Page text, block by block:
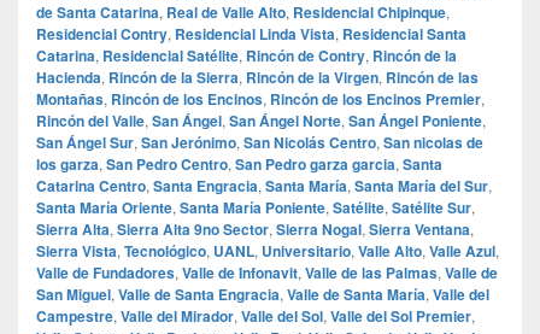
de Santa Catarina, Real de Valle Alto, Residencial Chipinque,
Residencial Contry, Residencial Linda Vista, Residencial Santa
Catarina, Residencial Satélite, Rincón de Contry, Rincón de la
Hacienda, Rincón de la Sierra, Rincón de la Virgen, Rincón de las
Montañas, Rincón de los Encinos, Rincón de los Encinos Premier,
Rincón del Valle, San Ángel, San Ángel Norte, San Ángel Poniente,
San Ángel Sur, San Jerónimo, San Nicolás Centro, San nicolas de
los garza, San Pedro Centro, San Pedro garza garcia, Santa
Catarina Centro, Santa Engracia, Santa María, Santa María del Sur,
Santa María Oriente, Santa María Poniente, Satélite, Satélite Sur,
Sierra Alta, Sierra Alta 9no Sector, Sierra Nogal, Sierra Ventana,
Sierra Vista, Tecnológico, UANL, Universitario, Valle Alto, Valle Azul,
Valle de Fundadores, Valle de Infonavit, Valle de las Palmas, Valle de
San Miguel, Valle de Santa Engracia, Valle de Santa María, Valle del
Campestre, Valle del Mirador, Valle del Sol, Valle del Sol Premier,